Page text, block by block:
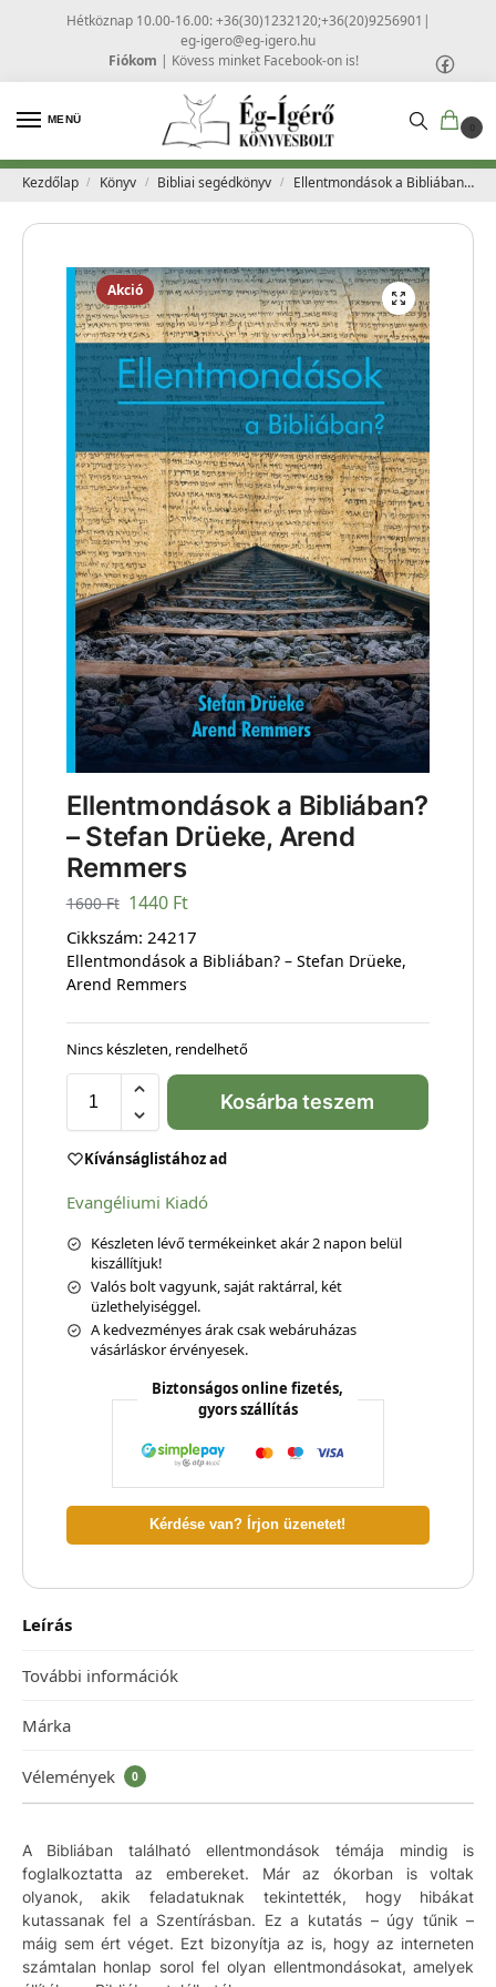
Hétköznap 10.00-16.00: +36(30)1232120;+36(20)9256901 |
eg-igero@eg-igero.hu
Fiókom | Kövess minket Facebook-on is!
MENÜ
0
Kezdőlap / Könyv / Bibliai segédkönyv / Ellentmondások a Bibliában? – Stefan Drüeke, Arend Remmers
Akció
Ellentmondások a Bibliában?
– Stefan Drüeke, Arend
Remmers
1600Ft 1440 Ft
Cikkszám: 24217
Ellentmondások a Bibliában? – Stefan Drüeke,
Arend Remmers
Nincs készleten, rendelhető
Kosárba teszem
Kívánságlistához ad
Evangéliumi Kiadó
Készleten lévő termékeinket akár 2 napon belül
kiszállítjuk!
Valós bolt vagyunk, saját raktárral, két
üzlethelyiséggel.
A kedvezményes árak csak webáruházas
vásárláskor érvényesek.
Biztonságos online fizetés,
gyors szállítás
Kérdése van? Írjon üzenetet!
Leírás
További információk
Márka
Vélemények 0
A Bibliában található ellentmondások témája mindig is
foglalkoztatta az embereket. Már az ókorban is voltak
olyanok, akik feladatuknak tekintették, hogy hibákat
kutassanak fel a Szentírásban. Ez a kutatás – úgy tűnik –
máig sem ért véget. Ezt bizonyítja az is, hogy az interneten
számtalan honlap sorol fel olyan ellentmondásokat, amelyek